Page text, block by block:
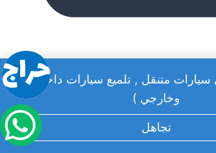
متنقل , تلميع سيارات داخلي
وخارجي )
تجاهل